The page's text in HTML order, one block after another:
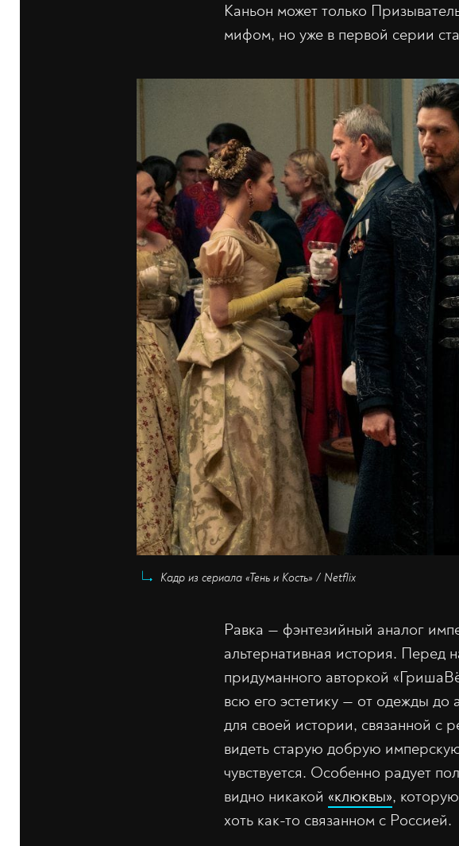
Каньон может только
мифом, но уже в первой серии
Кадр из сериала «Тень и Кость» / Netflix
Равка — фэнтезийный аналог
альтернативная история. Перед
придуманного авторкой
всю его эстетику — от одежды до
для своей истории, связанной с
видеть старую добрую
чувствуется. Особенно радует
видно никакой «клюквы»,
хоть как-то связанном с Россией.